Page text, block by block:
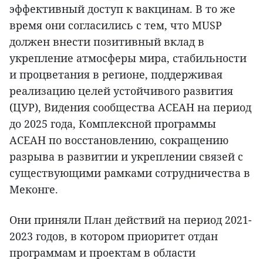
эффективный доступ к вакцинам. В то же
время они согласились с тем, что MUSP
должен внести позитивный вклад в
укрепление атмосферы мира, стабильности
и процветания в регионе, поддерживая
реализацию целей устойчивого развития
(ЦУР), Видения сообщества АСЕАН на период
до 2025 года, Комплексной программы
АСЕАН по восстановлению, сокращению
разрыва в развитии и укреплении связей с
существующими рамками сотрудничества в
Меконге.
Они приняли План действий на период 2021-
2023 годов, в котором приоритет отдан
программам и проектам в области